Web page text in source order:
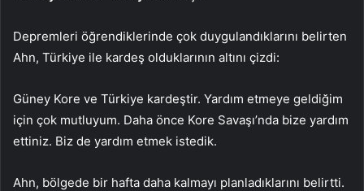
Depremleri öğrendiklerinde çok duygulandıklarını belirten
Ahn, Türkiye ile kardeş olduklarının altını çizdi:
Güney Kore ve Türkiye kardeştir. Yardım etmeye geldiğim
için çok mutluyum. Daha önce Kore Savaşı’nda bize yardım
ettiniz. Biz de yardım etmek istedik.
Ahn, bölgede bir hafta daha kalmayı planladıklarını belirtti.